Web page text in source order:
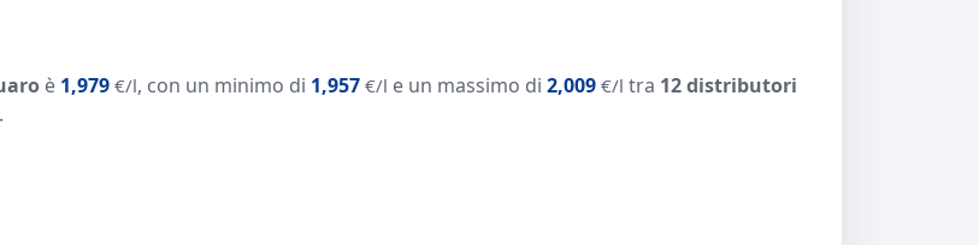
è 1,979 €/l, con un minimo di 1,957 €/l e un massimo di 2,009 €/l tra 12 distributori
.